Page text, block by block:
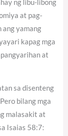
ng libu-libong
at pag-
ang yamang
kapag mga
at
sa disenteng
bilang mga
malasakit at
Isaias 58:7: